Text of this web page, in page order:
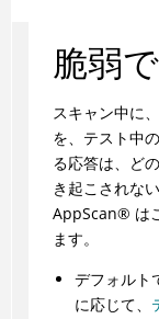
脆弱
スキャン中に、
を、テスト中
る応答は、ど
き起こされな
AppScan® は
ます。
デフォルト
に応じて、